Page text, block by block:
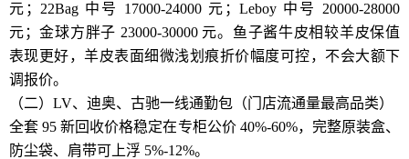
元；22Bag 中号 17000-24000 元；Leboy 中号 20000-28000
元；金球方胖子 23000-30000 元。鱼子酱牛皮相较羊皮保值
表现更好，羊皮表面细微浅划痕折价幅度可控，不会大额下
调报价。
（二）LV、迪奥、古驰一线通勤包（门店流通量最高品类）
全套 95 新回收价格稳定在专柜公价 40%-60%，完整原装盒、
防尘袋、肩带可上浮 5%-12%。